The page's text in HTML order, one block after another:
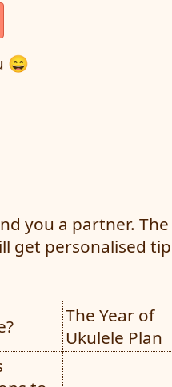
😄
you a partner.
get personalised
The Year of
Ukulele Plan